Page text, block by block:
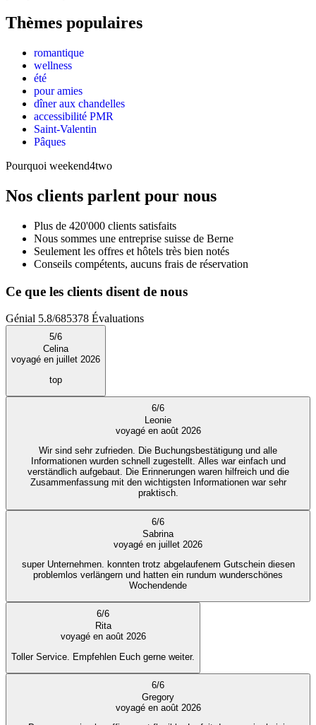
Thèmes populaires
romantique
wellness
été
pour amies
dîner aux chandelles
accessibilité PMR
Saint-Valentin
Pâques
Pourquoi weekend4two
Nos clients parlent pour nous
Plus de 420'000 clients satisfaits
Nous sommes une entreprise suisse de Berne
Seulement les offres et hôtels très bien notés
Conseils compétents, aucuns frais de réservation
Ce que les clients disent de nous
Génial 5.8/685378 Évaluations
5/6
Celina
voyagé en juillet 2026
top
6/6
Leonie
voyagé en août 2026
Wir sind sehr zufrieden. Die Buchungsbestätigung und alle
Informationen wurden schnell zugestellt. Alles war einfach und
verständlich aufgebaut. Die Erinnerungen waren hilfreich und die
Zusammenfassung mit den wichtigsten Informationen war sehr
praktisch.
6/6
Sabrina
voyagé en juillet 2026
super Unternehmen. konnten trotz abgelaufenem Gutschein diesen
problemlos verlängern und hatten ein rundum wunderschönes
Wochendende
6/6
Rita
voyagé en août 2026
Toller Service. Empfehlen Euch gerne weiter.
6/6
Gregory
voyagé en août 2026